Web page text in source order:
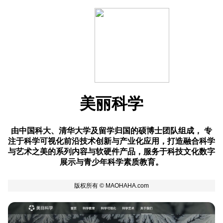
美丽科学
由中国科大、清华大学及留学归国的硕博士团队组成， 专
注于科学可视化前沿技术创新与产业化应用，打造融合科学
与艺术之美的系列内容与软硬件产品，服务于科技文化数字
展示与青少年科学素质教育。